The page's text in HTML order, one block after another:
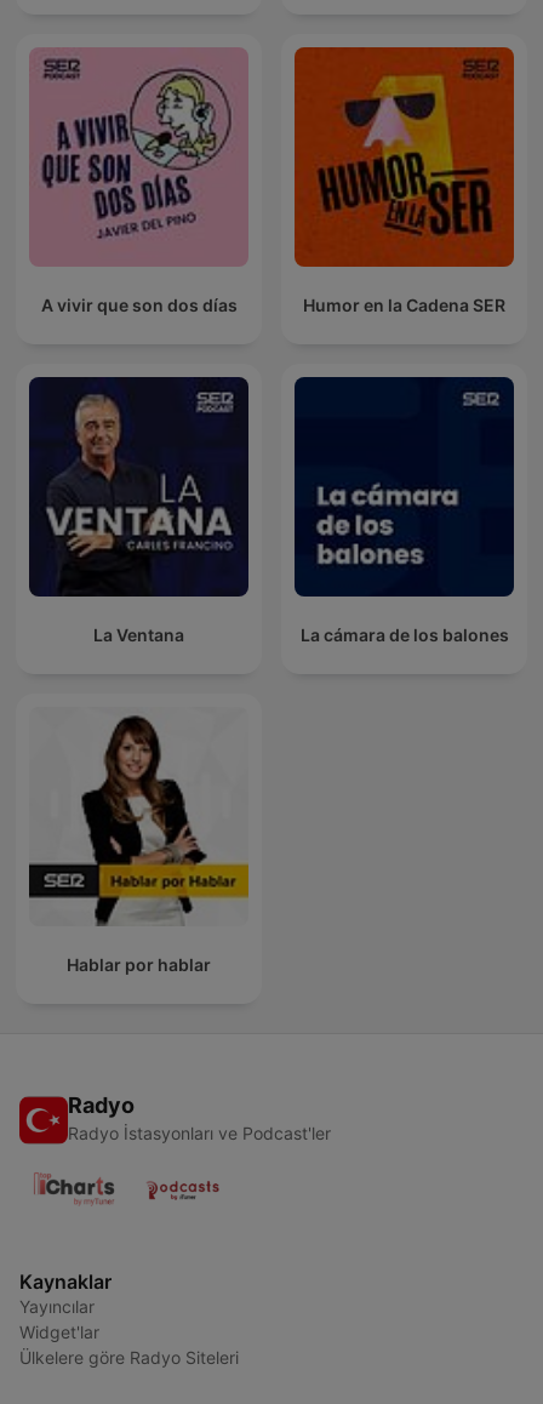
A vivir que son dos días Humor en la Cadena SER
La Ventana La cámara de los balones
Hablar por hablar
Radyo
Radyo İstasyonları ve Podcast'ler
Kaynaklar
Yayıncılar
Widget'lar
Ülkelere göre Radyo Siteleri